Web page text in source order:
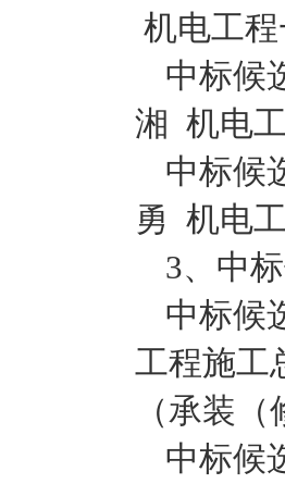
机电工程
中标候
湘 机电
中标候
勇 机电
3、 中
中标候
工程施工
（承装
中标候